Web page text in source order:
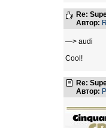
Re:
Автор:
—> audi
Cool!
Re:
Автор: